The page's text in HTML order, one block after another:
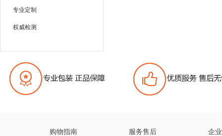
专业定制
权威检测
购物指南 服务售后 企